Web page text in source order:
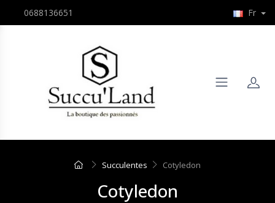
0688136651 Fr
Succulentes Cotyledon
Cotyledon